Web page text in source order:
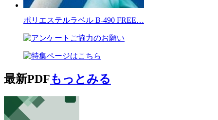
ポリエステルラベル B-490 FREE…
最新PDFもっとみる